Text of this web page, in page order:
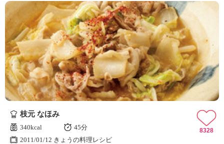
枝元 なほみ
340kcal
45分
2011/01/12 きょうの料理レシピ
8328